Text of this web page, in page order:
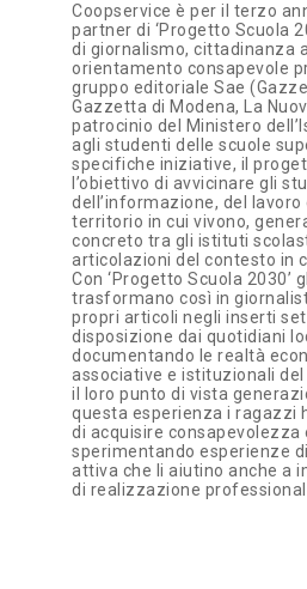
Coopservice è per il terzo
partner di ‘Progetto Scuola
di giornalismo, cittadinanza
orientamento consapevole
gruppo editoriale Sae
Gazzetta di Modena, La
patrocinio del Ministero
agli studenti delle scuole
specifiche iniziative, il
l’obiettivo di avvicinare gli
dell’informazione, del lavoro
territorio in cui vivono,
concreto tra gli istituti
articolazioni del contesto in
Con ‘Progetto Scuola 2030’
trasformano così in
propri articoli negli inserti
disposizione dai quotidiani
documentando le realtà
associative e istituzionali
il loro punto di vista
questa esperienza i ragazzi
di acquisire consapevolezza
sperimentando esperienze
attiva che li aiutino anche a
di realizzazione